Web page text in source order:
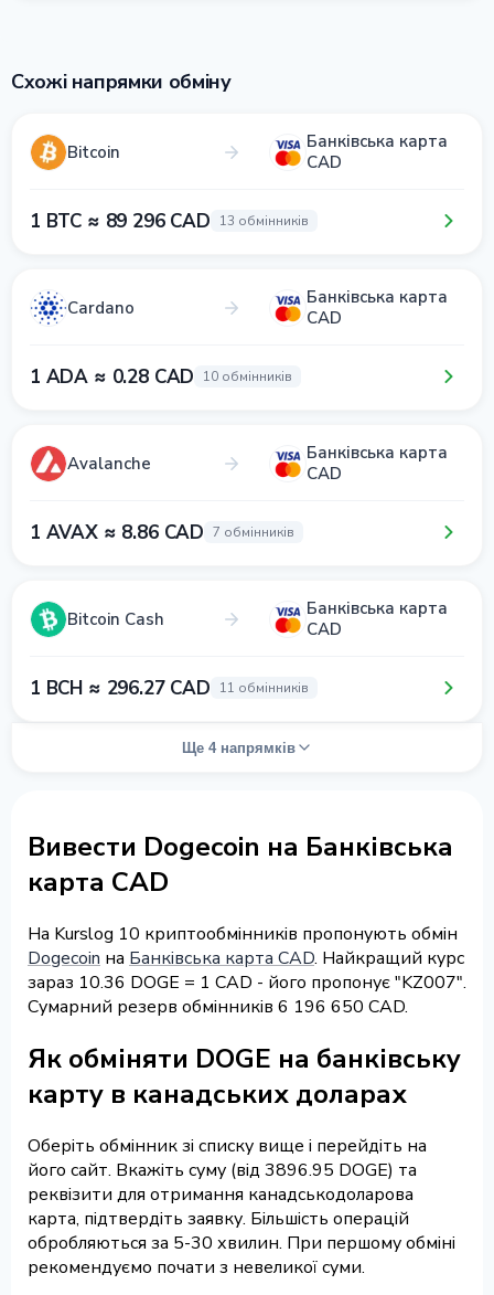
Схожі напрямки обміну
Bitcoin
Банківська карта
CAD
1 BTC ≈ 89 296 CAD 13 обмінників
Cardano
Банківська карта
CAD
1 ADA ≈ 0.28 CAD 10 обмінників
Avalanche
Банківська карта
CAD
1 AVAX ≈ 8.86 CAD 7 обмінників
Bitcoin Cash
Банківська карта
CAD
1 BCH ≈ 296.27 CAD 11 обмінників
Ще 4 напрямків
Вивести Dogecoin на Банківська
карта CAD
На Kurslog 10 криптообмінників пропонують обмін
Dogecoin на Банківська карта CAD. Найкращий курс
зараз 10.36 DOGE = 1 CAD - його пропонує "KZ007".
Сумарний резерв обмінників 6 196 650 CAD.
Як обміняти DOGE на банківську
карту в канадських доларах
Оберіть обмінник зі списку вище і перейдіть на
його сайт. Вкажіть суму (від 3896.95 DOGE) та
реквізити для отримання канадськодоларова
карта, підтвердіть заявку. Більшість операцій
обробляються за 5-30 хвилин. При першому обміні
рекомендуємо почати з невеликої суми.